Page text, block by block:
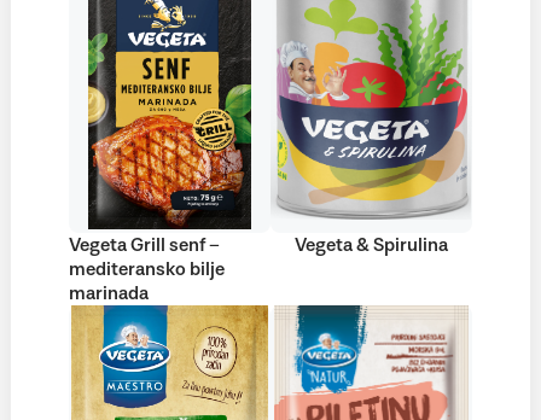
Vegeta Grill senf –
mediteransko bilje
marinada
Vegeta & Spirulina